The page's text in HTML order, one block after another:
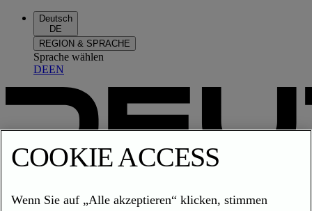
Deutsch
DE
REGION & SPRACHE
Sprache wählen
DEEN
COOKIE ACCESS
Wenn Sie auf „Alle akzeptieren“ klicken, stimmen